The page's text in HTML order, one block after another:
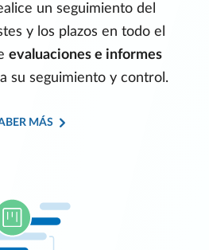
un seguimiento del
y los plazos en todo el
evaluaciones e informes
su seguimiento y control.
MÁS